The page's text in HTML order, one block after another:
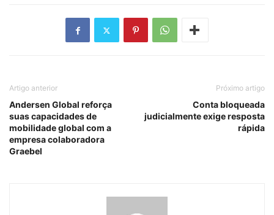
Artigo anterior
Andersen Global reforça
suas capacidades de
mobilidade global com a
empresa colaboradora
Graebel
Próximo artigo
Conta bloqueada
judicialmente exige resposta
rápida